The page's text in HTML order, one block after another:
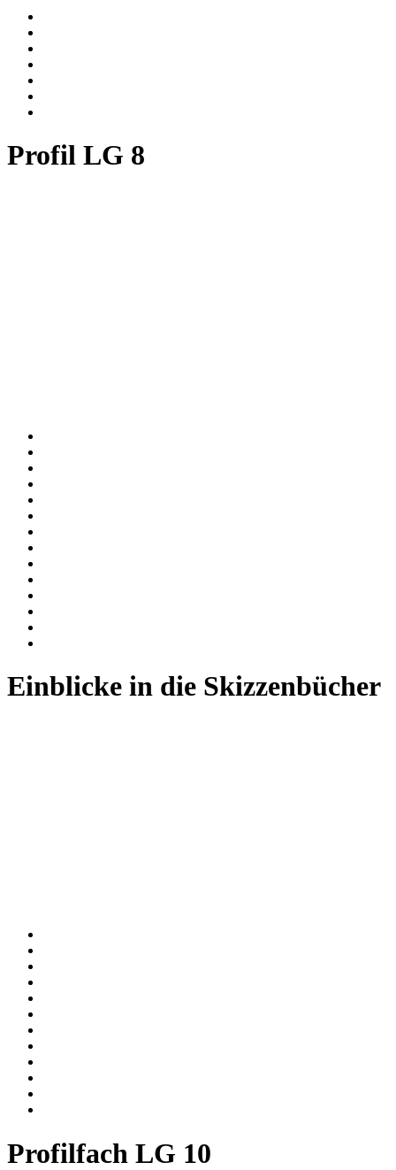
Profil LG 8
Einblicke in die Skizzenbücher
Profilfach LG 10